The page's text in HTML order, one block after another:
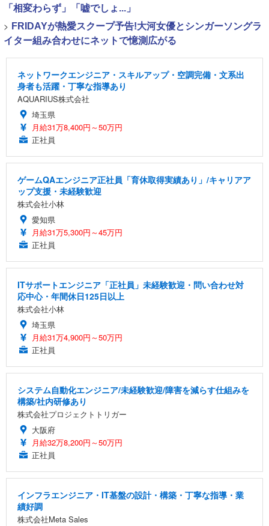
「相変わらず」「嘘でしょ...」
> FRIDAYが熱愛スクープ予告!大河女優とシンガーソングラ
イター組み合わせにネットで憶測広がる
ネットワークエンジニア・スキルアップ・空調完備・文系出
身者も活躍・丁寧な指導あり
AQUARIUS株式会社
埼玉県
月給31万8,400円～50万円
正社員
ゲームQAエンジニア正社員「育休取得実績あり」/キャリアア
ップ支援・未経験歓迎
株式会社小林
愛知県
月給31万5,300円～45万円
正社員
ITサポートエンジニア「正社員」未経験歓迎・問い合わせ対
応中心・年間休日125日以上
株式会社小林
埼玉県
月給31万4,900円～50万円
正社員
システム自動化エンジニア/未経験歓迎/障害を減らす仕組みを
構築/社内研修あり
株式会社プロジェクトトリガー
大阪府
月給32万8,200円～50万円
正社員
インフラエンジニア・IT基盤の設計・構築・丁寧な指導・業
績好調
株式会社Meta Sales